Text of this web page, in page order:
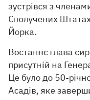
зустрівся з
Сполучених
Йорка.
Востаннє глава
присутній на
Це було до 50-
Асадів, яке